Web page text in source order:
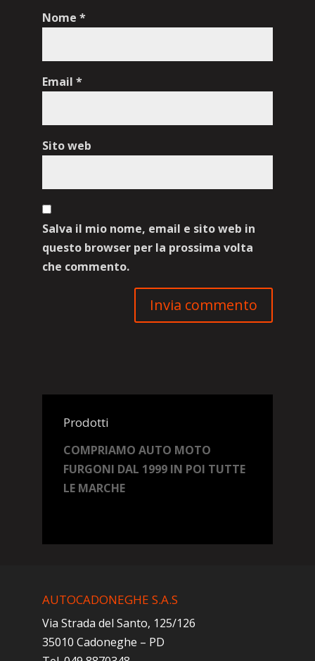
Nome *
Email *
Sito web
Salva il mio nome, email e sito web in
questo browser per la prossima volta
che commento.
Prodotti
COMPRIAMO AUTO MOTO
FURGONI DAL 1999 IN POI TUTTE
LE MARCHE
AUTOCADONEGHE S.A.S
Via Strada del Santo, 125/126
35010 Cadoneghe – PD